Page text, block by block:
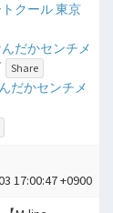
クール 東京
だかセンチメ
Share
だかセンチメ
17:00:47 +0900